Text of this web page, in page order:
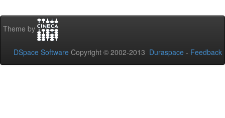
Theme by
DSpace Software Copyright © 2002-2013 Duraspace - Feedback